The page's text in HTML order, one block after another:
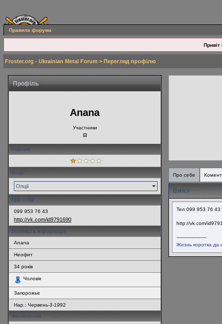
Правила форума
Привіт
Froster.org - Ukrainian Metal Forum > Перегляд профілю
Профіль
Anana
Участники
Рейтинг
Опції
Опції
Про себе
099 953 76 43
http://vk.com/id9791690
Особиста інформація
Anana
Неофит
34 років
Чоловік
Запорожье
Нар.: Червень-3-1992
Захоплення
Про себе
Вміст
Тел 099 953 76 43
http://vk.com/
--------------------
Жизнь коротка да